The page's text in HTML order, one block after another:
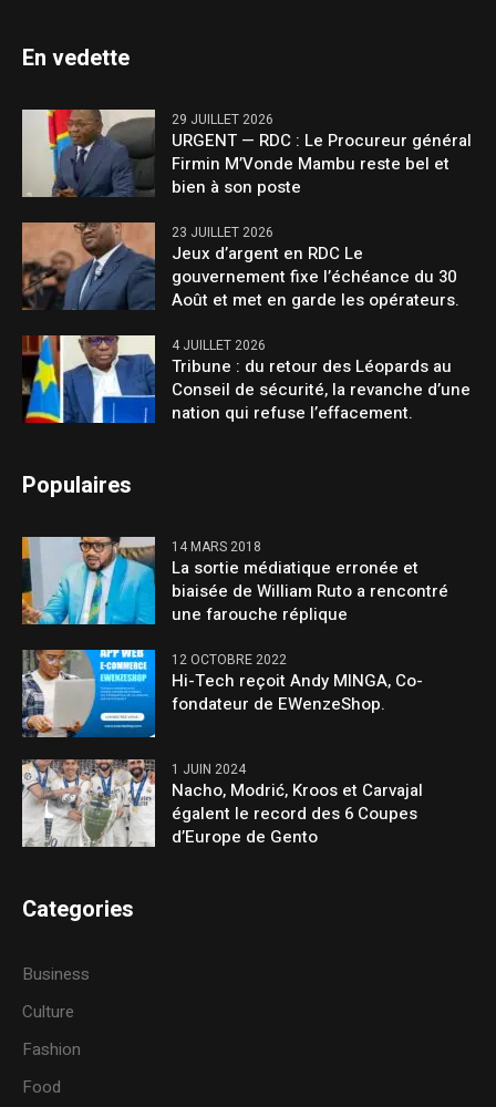
En vedette
29 JUILLET 2026
URGENT — RDC : Le Procureur général
Firmin M’Vonde Mambu reste bel et
bien à son poste
23 JUILLET 2026
Jeux d’argent en RDC Le
gouvernement fixe l’échéance du 30
Août et met en garde les opérateurs.
4 JUILLET 2026
Tribune : du retour des Léopards au
Conseil de sécurité, la revanche d’une
nation qui refuse l’effacement.
Populaires
14 MARS 2018
La sortie médiatique erronée et
biaisée de William Ruto a rencontré
une farouche réplique
12 OCTOBRE 2022
Hi-Tech reçoit Andy MINGA, Co-
fondateur de EWenzeShop.
1 JUIN 2024
Nacho, Modrić, Kroos et Carvajal
égalent le record des 6 Coupes
d’Europe de Gento
Categories
Business
Culture
Fashion
Food